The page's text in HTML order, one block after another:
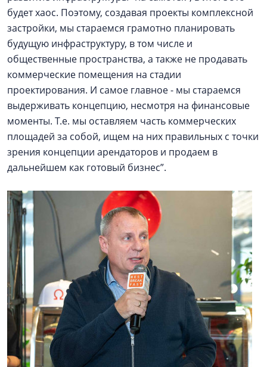
будет хаос. Поэтому, создавая проекты комплексной
застройки, мы стараемся грамотно планировать
будущую инфраструктуру, в том числе и
общественные пространства, а также не продавать
коммерческие помещения на стадии
проектирования. И самое главное - мы стараемся
выдерживать концепцию, несмотря на финансовые
моменты. Т.е. мы оставляем часть коммерческих
площадей за собой, ищем на них правильных с точки
зрения концепции арендаторов и продаем в
дальнейшем как готовый бизнес”.